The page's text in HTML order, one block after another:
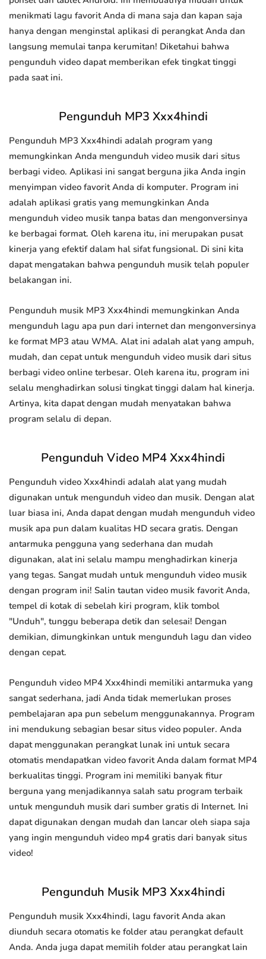
menikmati lagu favorit Anda di mana saja dan kapan saja
hanya dengan menginstal aplikasi di perangkat Anda dan
langsung memulai tanpa kerumitan! Diketahui bahwa
pengunduh video dapat memberikan efek tingkat tinggi
pada saat ini.
Pengunduh MP3 Xxx4hindi
Pengunduh MP3 Xxx4hindi adalah program yang
memungkinkan Anda mengunduh video musik dari situs
berbagi video. Aplikasi ini sangat berguna jika Anda ingin
menyimpan video favorit Anda di komputer. Program ini
adalah aplikasi gratis yang memungkinkan Anda
mengunduh video musik tanpa batas dan mengonversinya
ke berbagai format. Oleh karena itu, ini merupakan pusat
kinerja yang efektif dalam hal sifat fungsional. Di sini kita
dapat mengatakan bahwa pengunduh musik telah populer
belakangan ini.
Pengunduh musik MP3 Xxx4hindi memungkinkan Anda
mengunduh lagu apa pun dari internet dan mengonversinya
ke format MP3 atau WMA. Alat ini adalah alat yang ampuh,
mudah, dan cepat untuk mengunduh video musik dari situs
berbagi video online terbesar. Oleh karena itu, program ini
selalu menghadirkan solusi tingkat tinggi dalam hal kinerja.
Artinya, kita dapat dengan mudah menyatakan bahwa
program selalu di depan.
Pengunduh Video MP4 Xxx4hindi
Pengunduh video Xxx4hindi adalah alat yang mudah
digunakan untuk mengunduh video dan musik. Dengan alat
luar biasa ini, Anda dapat dengan mudah mengunduh video
musik apa pun dalam kualitas HD secara gratis. Dengan
antarmuka pengguna yang sederhana dan mudah
digunakan, alat ini selalu mampu menghadirkan kinerja
yang tegas. Sangat mudah untuk mengunduh video musik
dengan program ini! Salin tautan video musik favorit Anda,
tempel di kotak di sebelah kiri program, klik tombol
"Unduh", tunggu beberapa detik dan selesai! Dengan
demikian, dimungkinkan untuk mengunduh lagu dan video
dengan cepat.
Pengunduh video MP4 Xxx4hindi memiliki antarmuka yang
sangat sederhana, jadi Anda tidak memerlukan proses
pembelajaran apa pun sebelum menggunakannya. Program
ini mendukung sebagian besar situs video populer. Anda
dapat menggunakan perangkat lunak ini untuk secara
otomatis mendapatkan video favorit Anda dalam format MP4
berkualitas tinggi. Program ini memiliki banyak fitur
berguna yang menjadikannya salah satu program terbaik
untuk mengunduh musik dari sumber gratis di Internet. Ini
dapat digunakan dengan mudah dan lancar oleh siapa saja
yang ingin mengunduh video mp4 gratis dari banyak situs
video!
Pengunduh Musik MP3 Xxx4hindi
Pengunduh musik Xxx4hindi, lagu favorit Anda akan
diunduh secara otomatis ke folder atau perangkat default
Anda. Anda juga dapat memilih folder atau perangkat lain